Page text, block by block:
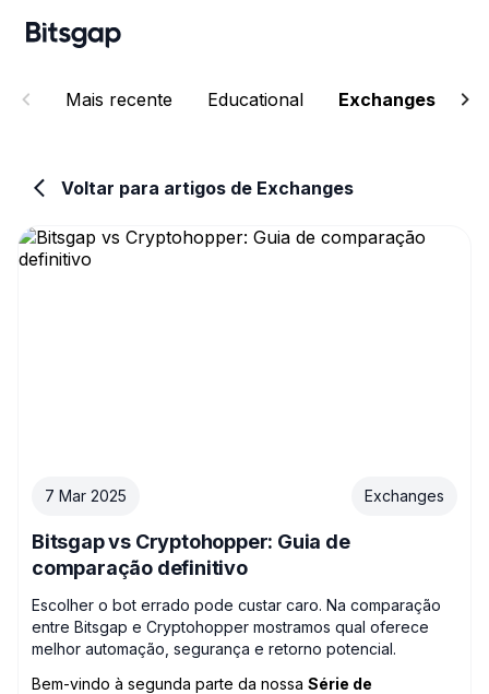
Mais recente Educational Exchanges
Voltar para artigos de Exchanges
7 Mar 2025 Exchanges
Bitsgap vs Cryptohopper: Guia de
comparação definitivo
Escolher o bot errado pode custar caro. Na comparação
entre Bitsgap e Cryptohopper mostramos qual oferece
melhor automação, segurança e retorno potencial.
Bem-vindo à segunda parte da nossa Série de